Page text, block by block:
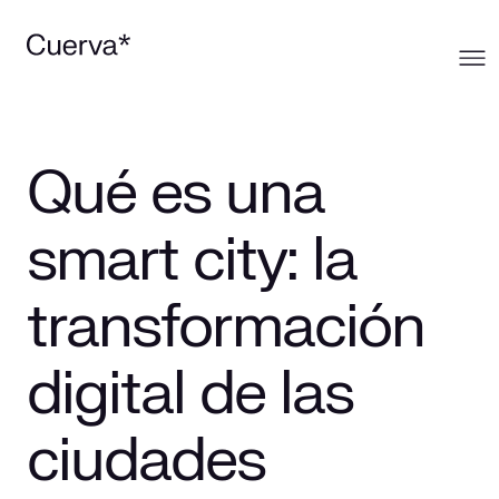
La mirada Cuerva
Trabaja en Cuerva
Prensa
Qué ofrecemos
Distribución
Smart Services
Smart Solutions
Innovación
Comunidad
Blog
Recursos
Qué es una
smart city: la
transformación
digital de las
ciudades